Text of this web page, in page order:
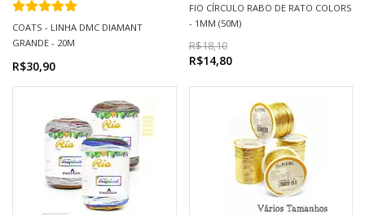
COATS - LINHA DMC DIAMANT
GRANDE - 20M
R$30,90
FIO CÍRCULO RABO DE RATO COLORS
- 1MM (50M)
R$18,10
R$14,80